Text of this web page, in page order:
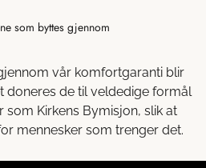
som byttes gjennom
vår komfortgaranti blir
doneres de til veldedige formål
Kirkens Bymisjon, slik at
mennesker som trenger det.